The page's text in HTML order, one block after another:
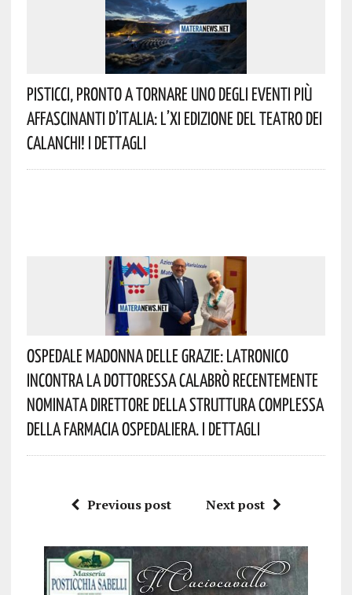
Pisticci, Pronto A Tornare Uno Degli Eventi Più
Affascinanti D’Italia: L’XI Edizione Del Teatro Dei
Calanchi! I Dettagli
Ospedale Madonna Delle Grazie: Latronico
Incontra La Dottoressa Calabrò Recentemente
Nominata Direttore Della Struttura Complessa
Della Farmacia Ospedaliera. I Dettagli
Previous post Next post